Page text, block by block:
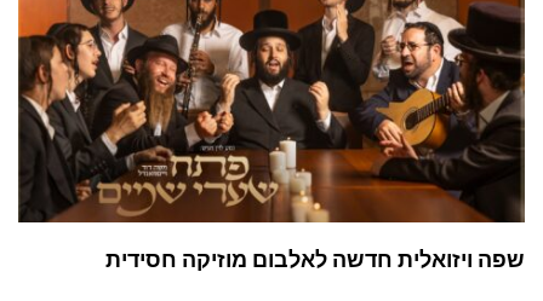
שפה ויזואלית חדשה לאלבום מוזיקה חסידית